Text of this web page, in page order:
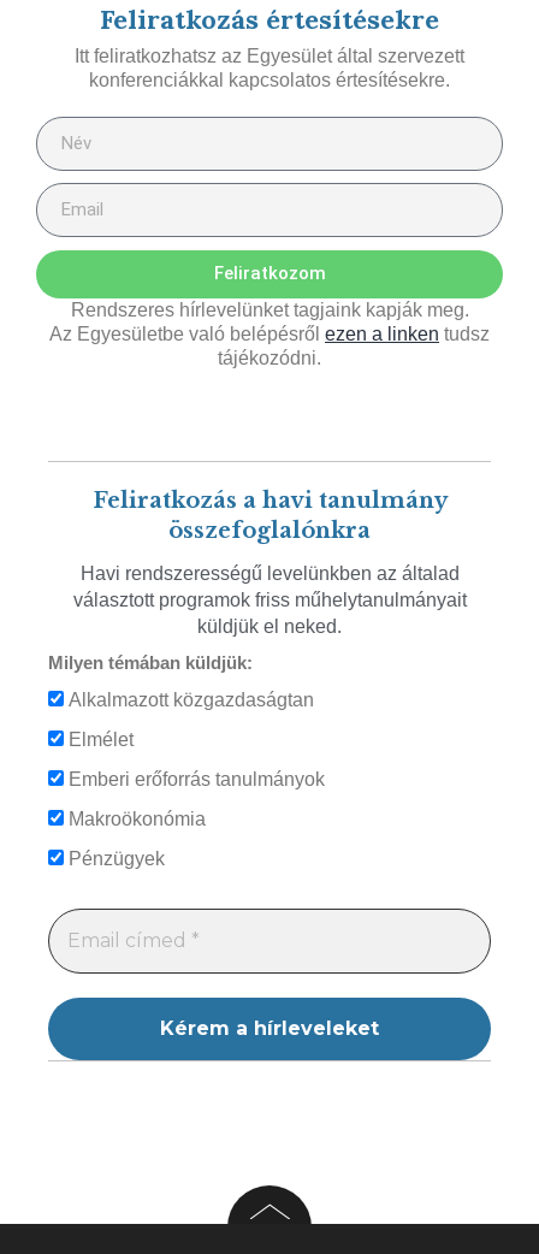
Feliratkozás értesítésekre
Itt feliratkozhatsz az Egyesület által szervezett
konferenciákkal kapcsolatos értesítésekre.
Feliratkozom
Rendszeres hírlevelünket tagjaink kapják meg.
Az Egyesületbe való belépésről ezen a linken tudsz
tájékozódni.
Feliratkozás a havi tanulmány
összefoglalónkra
Havi rendszerességű levelünkben az általad
választott programok friss műhelytanulmányait
küldjük el neked.
Milyen témában küldjük:
Alkalmazott közgazdaságtan
Elmélet
Emberi erőforrás tanulmányok
Makroökonómia
Pénzügyek